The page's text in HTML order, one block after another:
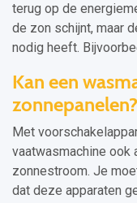
terug op de
de zon schijnt, maar
nodig heeft.
Kan een
zonnepanelen?
Met
vaatwasmachine ook
zonnestroom. Je
dat deze apparaten